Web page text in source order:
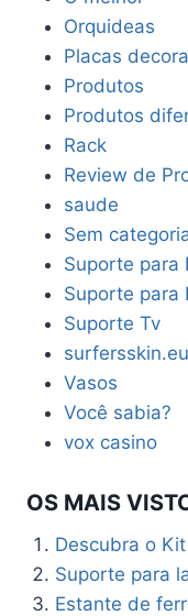
Orquideas
Placas
Produtos
Produtos
Rack
Review de
saude
Sem
Suporte para
Suporte para
Suporte Tv
surfersskin.eu
Vasos
Você sabia?
vox casino
OS MAIS
Descubra o
Suporte para
Estante de